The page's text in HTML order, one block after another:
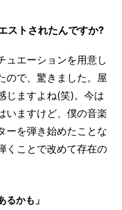
トされたんですか?
ュエーションを用意し
ので、驚きました。屋
じますよね(笑)。今は
いますけど、僕の音楽
ーを弾き始めたことな
くことで改めて存在の
かも」